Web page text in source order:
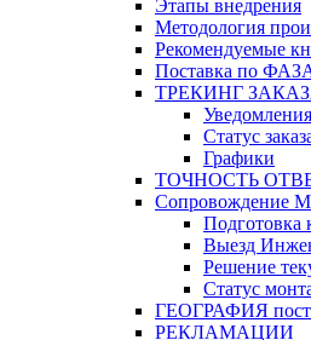
Этапы внедрения
Методология
Рекомендуемые
Поставка по
ТРЕКИНГ
Уведомления
Статус
Графики
ТОЧНОСТЬ
Подготовка
Выезд
Решение
Статус
ГЕОГРАФИЯ
РЕКЛАМАЦИИ